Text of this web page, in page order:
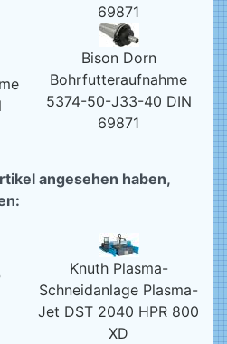
69871
Bison Dorn
Bohrfutteraufnahme
5374-50-J33-40 DIN
69871
angesehen haben,
Knuth Plasma-
Schneidanlage Plasma-
Jet DST 2040 HPR 800
XD